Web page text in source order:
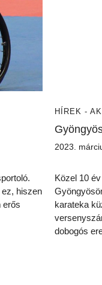
hiszen
erős
HÍREK -
2023.
Közel 10
karateka
dobogós